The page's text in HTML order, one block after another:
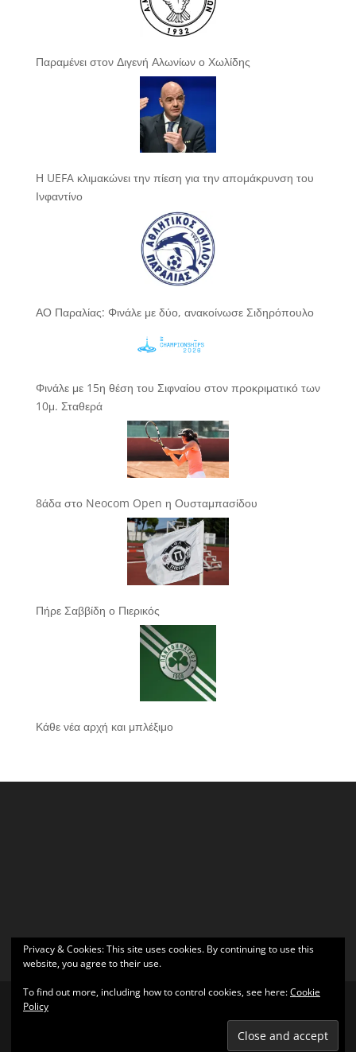
Παραμένει στον Διγενή Αλωνίων ο Χωλίδης
Η UEFA κλιμακώνει την πίεση για την απομάκρυνση του
Ινφαντίνο
ΑΟ Παραλίας: Φινάλε με δύο, ανακοίνωσε Σιδηρόπουλο
Φινάλε με 15η θέση του Σιφναίου στον προκριματικό των
10μ. Σταθερά
8άδα στο Neocom Open η Ουσταμπασίδου
Πήρε Σαββίδη ο Πιερικός
Κάθε νέα αρχή και μπλέξιμο
| Υποστηρίζεται από
Privacy & Cookies: This site uses cookies. By continuing to use this
website, you agree to their use.
To find out more, including how to control cookies, see here:Cookie
Policy